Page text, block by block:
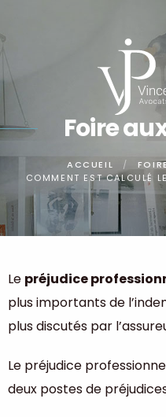
Panneau de gestion des
Foire
ACCUEIL
COMMENT EST CALCULÉ
Le préjudice
plus importants de
plus discutés par
Le préjudice
deux postes de